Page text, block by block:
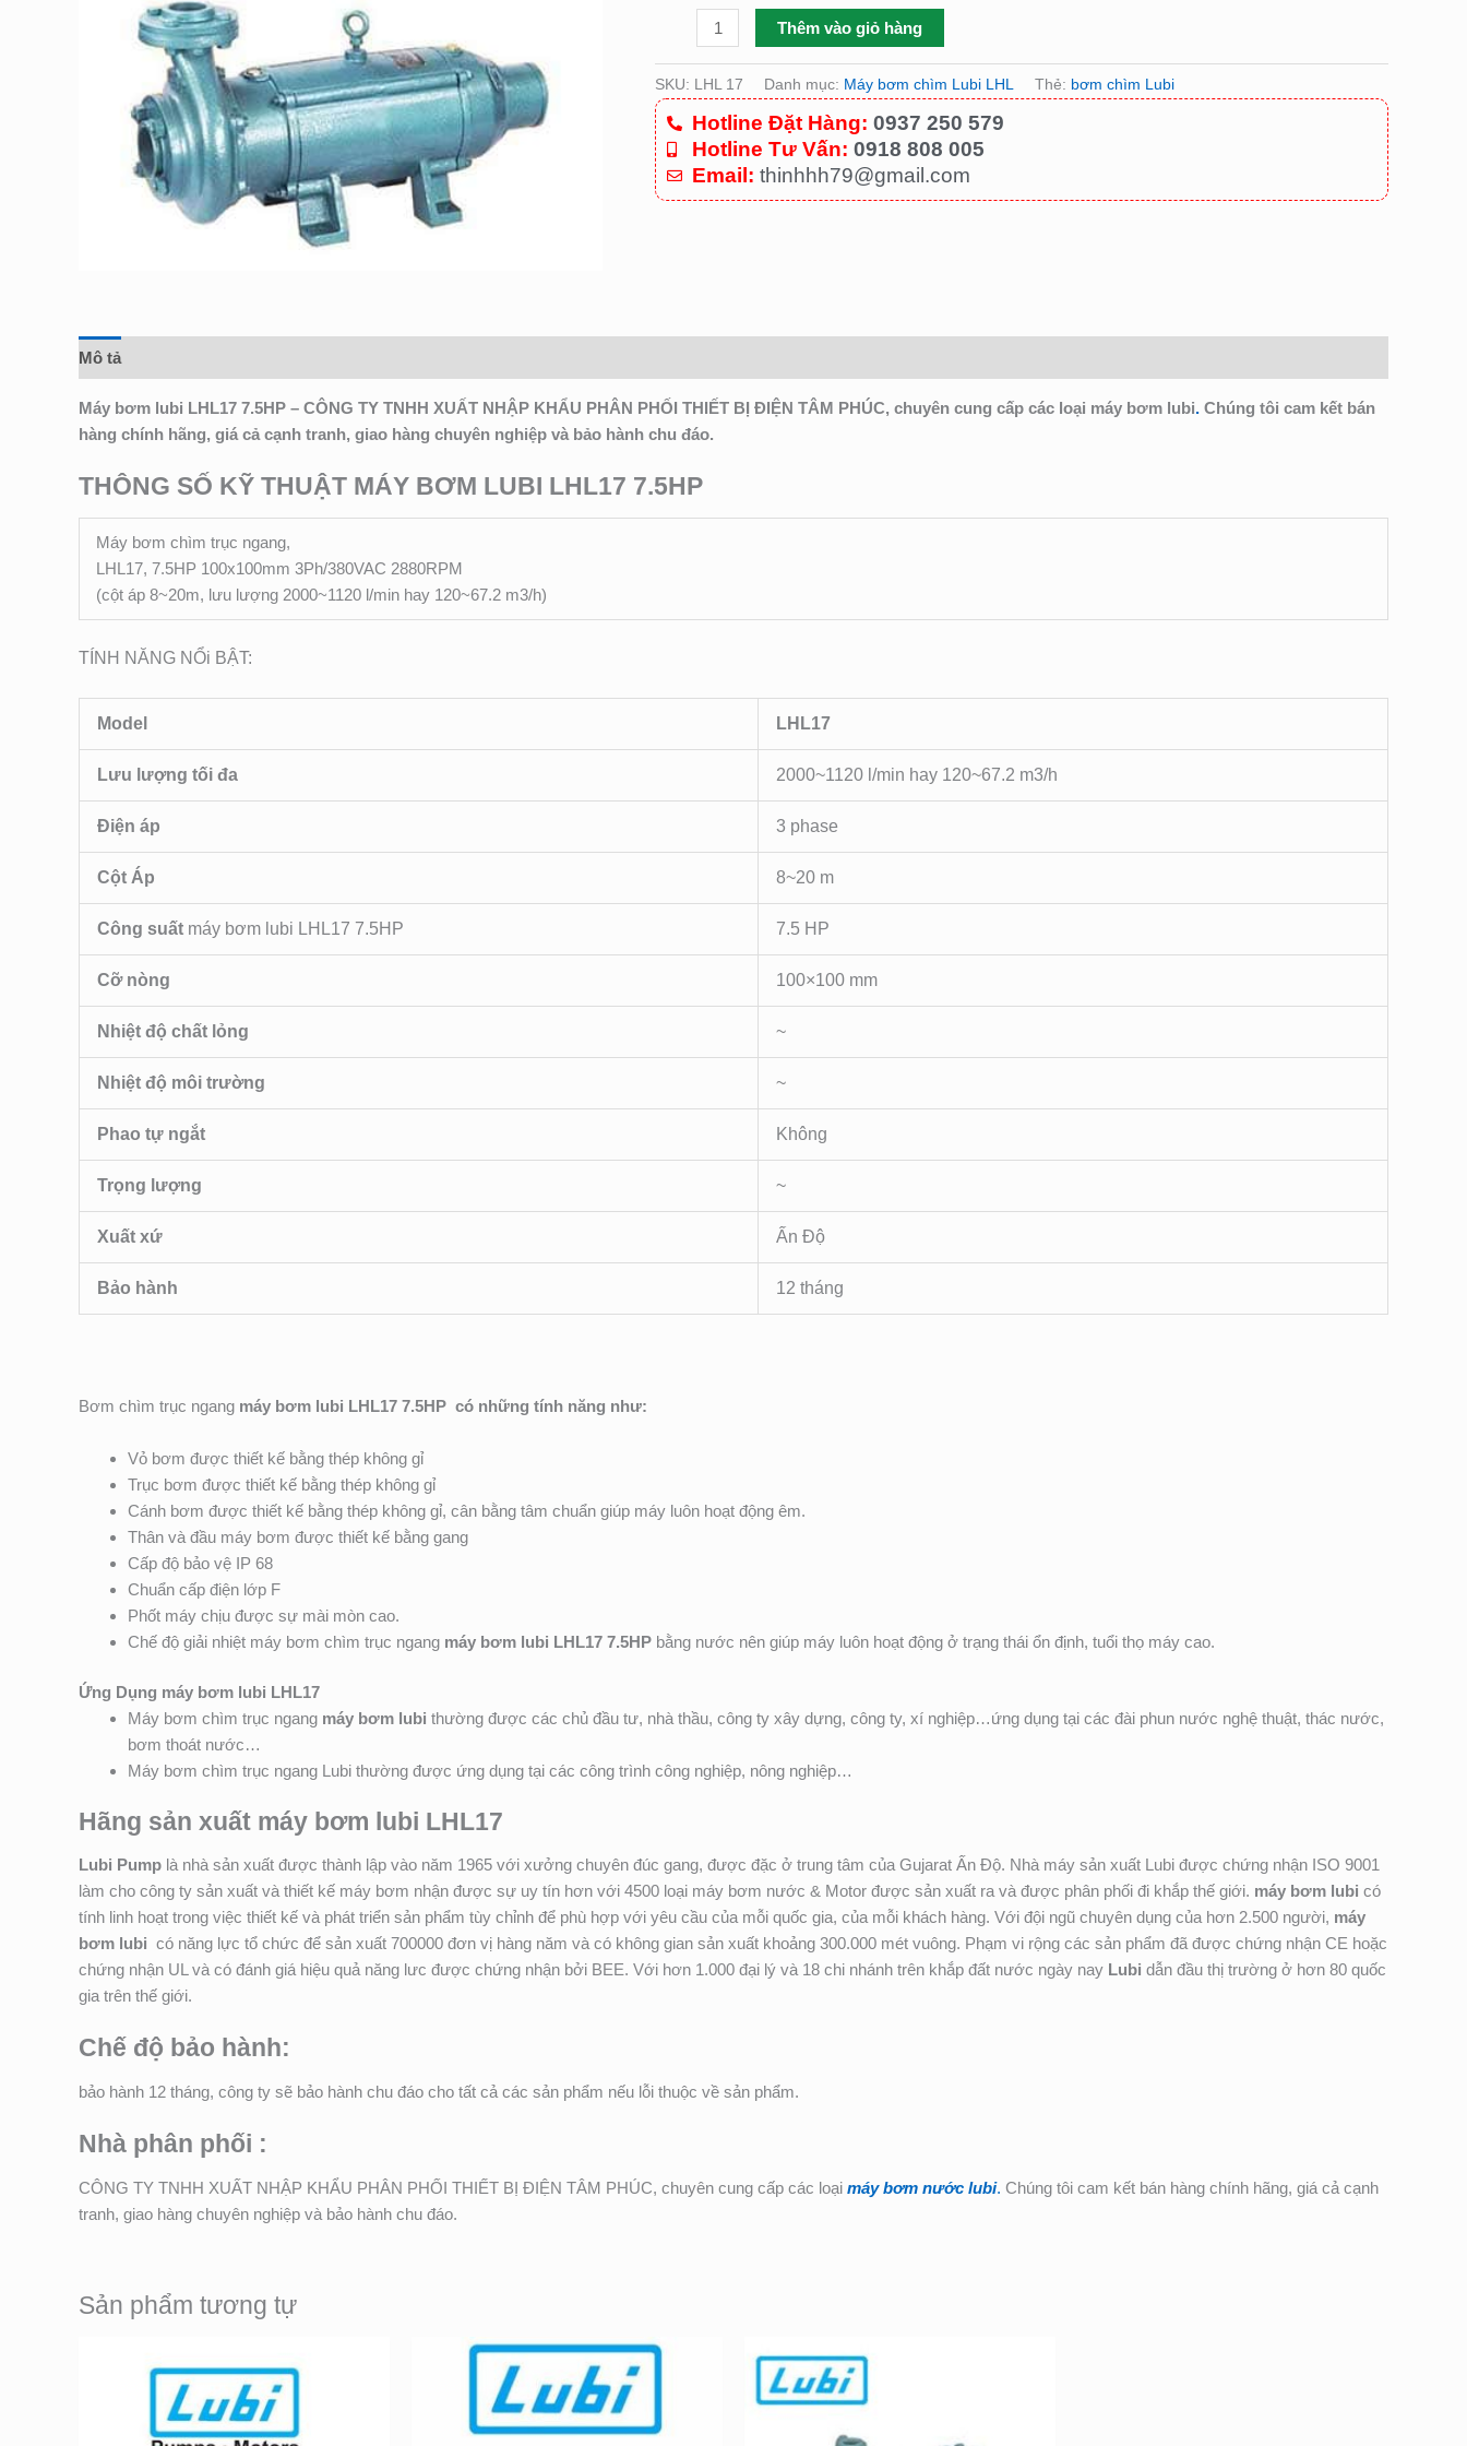
Thêm vào giỏ hàng
SKU: LHL 17 Danh mục: Máy bơm chìm Lubi LHL Thẻ: bơm chìm Lubi
Hotline Đặt Hàng: 0937 250 579
Hotline Tư Vấn: 0918 808 005
Email: thinhhh79@gmail.com
Mô tả
Máy bơm lubi LHL17 7.5HP – CÔNG TY TNHH XUẤT NHẬP KHẨU PHÂN PHỐI THIẾT BỊ ĐIỆN TÂM PHÚC, chuyên cung cấp các loại máy bơm lubi. Chúng tôi cam kết bán
hàng chính hãng, giá cả cạnh tranh, giao hàng chuyên nghiệp và bảo hành chu đáo.
THÔNG SỐ KỸ THUẬT MÁY BƠM LUBI LHL17 7.5HP
Máy bơm chìm trục ngang,
LHL17, 7.5HP 100x100mm 3Ph/380VAC 2880RPM
(cột áp 8~20m, lưu lượng 2000~1120 l/min hay 120~67.2 m3/h)
TÍNH NĂNG NỔi BẬT:
Model LHL17
Lưu lượng tối đa 2000~1120 l/min hay 120~67.2 m3/h
Điện áp 3 phase
Cột Áp 8~20 m
Công suất máy bơm lubi LHL17 7.5HP 7.5 HP
Cỡ nòng 100×100 mm
Nhiệt độ chất lỏng ~
Nhiệt độ môi trường ~
Phao tự ngắt Không
Trọng lượng ~
Xuất xứ Ấn Độ
Bảo hành 12 tháng
Bơm chìm trục ngang máy bơm lubi LHL17 7.5HP có những tính năng như:
Vỏ bơm được thiết kế bằng thép không gỉ
Trục bơm được thiết kế bằng thép không gỉ
Cánh bơm được thiết kế bằng thép không gỉ, cân bằng tâm chuẩn giúp máy luôn hoạt động êm.
Thân và đầu máy bơm được thiết kế bằng gang
Cấp độ bảo vệ IP 68
Chuẩn cấp điện lớp F
Phốt máy chịu được sự mài mòn cao.
Chế độ giải nhiệt máy bơm chìm trục ngang máy bơm lubi LHL17 7.5HP bằng nước nên giúp máy luôn hoạt động ở trạng thái ổn định, tuổi thọ máy cao.
Ứng Dụng máy bơm lubi LHL17
Máy bơm chìm trục ngang máy bơm lubi thường được các chủ đầu tư, nhà thầu, công ty xây dựng, công ty, xí nghiệp…ứng dụng tại các đài phun nước nghệ thuật, thác nước,
bơm thoát nước…
Máy bơm chìm trục ngang Lubi thường được ứng dụng tại các công trình công nghiệp, nông nghiệp…
Hãng sản xuất máy bơm lubi LHL17
Lubi Pump là nhà sản xuất được thành lập vào năm 1965 với xưởng chuyên đúc gang, được đặc ở trung tâm của Gujarat Ấn Độ. Nhà máy sản xuất Lubi được chứng nhận ISO 9001
làm cho công ty sản xuất và thiết kế máy bơm nhận được sự uy tín hơn với 4500 loại máy bơm nước & Motor được sản xuất ra và được phân phối đi khắp thế giới. máy bơm lubi có
tính linh hoạt trong việc thiết kế và phát triển sản phẩm tùy chỉnh để phù hợp với yêu cầu của mỗi quốc gia, của mỗi khách hàng. Với đội ngũ chuyên dụng của hơn 2.500 người, máy
bơm lubi có năng lực tổ chức để sản xuất 700000 đơn vị hàng năm và có không gian sản xuất khoảng 300.000 mét vuông. Phạm vi rộng các sản phẩm đã được chứng nhận CE hoặc
chứng nhận UL và có đánh giá hiệu quả năng lưc được chứng nhận bởi BEE. Với hơn 1.000 đại lý và 18 chi nhánh trên khắp đất nước ngày nay Lubi dẫn đầu thị trường ở hơn 80 quốc
gia trên thế giới.
Chế độ bảo hành:
bảo hành 12 tháng, công ty sẽ bảo hành chu đáo cho tất cả các sản phẩm nếu lỗi thuộc về sản phẩm.
Nhà phân phối :
CÔNG TY TNHH XUẤT NHẬP KHẨU PHÂN PHỐI THIẾT BỊ ĐIỆN TÂM PHÚC, chuyên cung cấp các loại máy bơm nước lubi. Chúng tôi cam kết bán hàng chính hãng, giá cả cạnh
tranh, giao hàng chuyên nghiệp và bảo hành chu đáo.
Sản phẩm tương tự